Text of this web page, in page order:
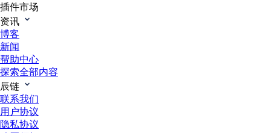
插件市场
资讯
博客
新闻
帮助中心
探索全部内容
辰链
联系我们
用户协议
隐私协议